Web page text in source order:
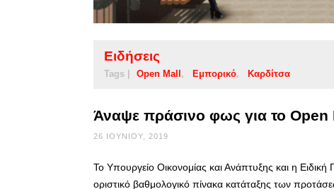
Ειδήσεις
Tags | Open Mall Εμπορικό Καρδίτσα
Άναψε πράσινο φως για το Open
26 ΙΟΥΝΊΟΥ, 2019
Το Υπουργείο Οικονομίας και Ανάπτυξης και η
οριστικό βαθμολογικό πίνακα κατάταξης των